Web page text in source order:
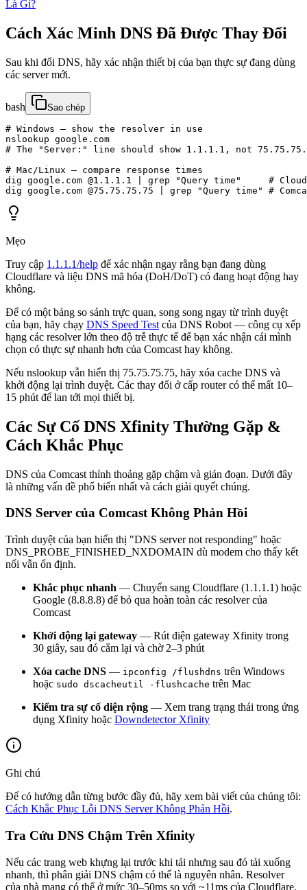
Là Gì?
Cách Xác Minh DNS Đã Được Thay Đổi
Sau khi đổi DNS, hãy xác nhận thiết bị của bạn thực sự đang dùng
các server mới.
bash Sao chép
# Windows — show the resolver in use
nslookup google.com
# The "Server:" line should show 1.1.1.1, not
# Mac/Linux — compare response times
dig google.com @1.1.1.1 | grep "Query time"     #
dig google.com @75.75.75.75 | grep "Query time" #
Mẹo
Truy cập 1.1.1.1/help để xác nhận ngay rằng bạn đang dùng
Cloudflare và liệu DNS mã hóa (DoH/DoT) có đang hoạt động hay
không.
Để có một bảng so sánh trực quan, song song ngay từ trình duyệt
của bạn, hãy chạy DNS Speed Test của DNS Robot — công cụ xếp
hạng các resolver lớn theo độ trễ thực tế để bạn xác nhận cái mình
chọn có thực sự nhanh hơn của Comcast hay không.
Nếu nslookup vẫn hiển thị 75.75.75.75, hãy xóa cache DNS và
khởi động lại trình duyệt. Các thay đổi ở cấp router có thể mất 10–
15 phút để lan tới mọi thiết bị.
Các Sự Cố DNS Xfinity Thường Gặp &
Cách Khắc Phục
DNS của Comcast thỉnh thoảng gặp chậm và gián đoạn. Dưới đây
là những vấn đề phổ biến nhất và cách giải quyết chúng.
DNS Server của Comcast Không Phản Hồi
Trình duyệt của bạn hiển thị "DNS server not responding" hoặc
DNS_PROBE_FINISHED_NXDOMAIN dù modem cho thấy kết
nối vẫn ổn định.
Khắc phục nhanh — Chuyển sang Cloudflare (1.1.1.1) hoặc
Google (8.8.8.8) để bỏ qua hoàn toàn các resolver của
Comcast
Khởi động lại gateway — Rút điện gateway Xfinity trong
30 giây, sau đó cắm lại và chờ 2–3 phút
Xóa cache DNS — ipconfig /flushdns trên Windows
hoặc sudo dscacheutil -flushcache trên Mac
Kiểm tra sự cố diện rộng — Xem trang trạng thái trong ứng
dụng Xfinity hoặc Downdetector Xfinity
Ghi chú
Để có hướng dẫn từng bước đầy đủ, hãy xem bài viết của chúng tôi:
Cách Khắc Phục Lỗi DNS Server Không Phản Hồi.
Tra Cứu DNS Chậm Trên Xfinity
Nếu các trang web khựng lại trước khi tải nhưng sau đó tải xuống
nhanh, thì phân giải DNS chậm có thể là nguyên nhân. Resolver
của nhà mạng có thể ở mức 30–50ms so với ~11ms của Cloudflare,